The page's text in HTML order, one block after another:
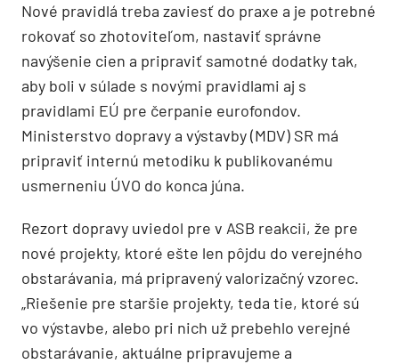
Nové pravidlá treba zaviesť do praxe a je potrebné
rokovať so zhotoviteľom, nastaviť správne
navýšenie cien a pripraviť samotné dodatky tak,
aby boli v súlade s novými pravidlami aj s
pravidlami EÚ pre čerpanie eurofondov.
Ministerstvo dopravy a výstavby (MDV) SR má
pripraviť internú metodiku k publikovanému
usmerneniu ÚVO do konca júna.
Rezort dopravy uviedol pre v ASB reakcii, že pre
nové projekty, ktoré ešte len pôjdu do verejného
obstarávania, má pripravený valorizačný vzorec.
„Riešenie pre staršie projekty, teda tie, ktoré sú
vo výstavbe, alebo pri nich už prebehlo verejné
obstarávanie, aktuálne pripravujeme a